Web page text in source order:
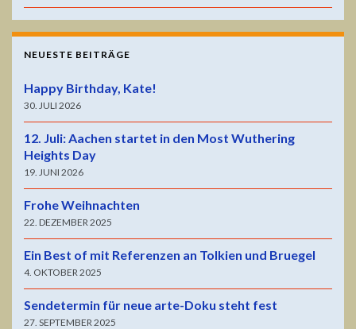
NEUESTE BEITRÄGE
Happy Birthday, Kate!
30. JULI 2026
12. Juli: Aachen startet in den Most Wuthering
Heights Day
19. JUNI 2026
Frohe Weihnachten
22. DEZEMBER 2025
Ein Best of mit Referenzen an Tolkien und Bruegel
4. OKTOBER 2025
Sendetermin für neue arte-Doku steht fest
27. SEPTEMBER 2025